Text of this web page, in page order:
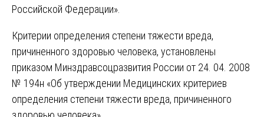
Российской Федерации».
Критерии определения степени тяжести вреда,
причиненного здоровью человека, установлены
приказом Минздравсоцразвития России от 24. 04. 2008
№ 194н «Об утверждении Медицинских критериев
определения степени тяжести вреда, причиненного